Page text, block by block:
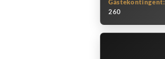
Gästekontingent:
260